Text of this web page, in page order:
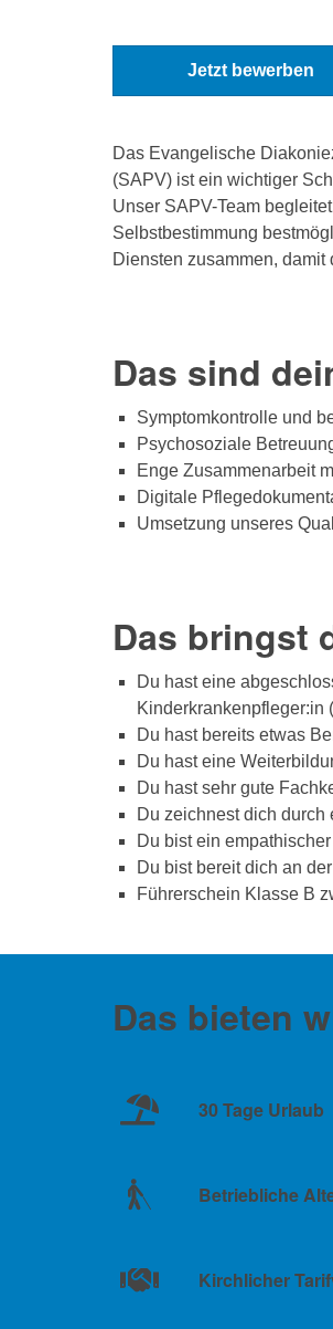
Jetzt bewerben
Das Evangelische
(SAPV) ist ein wichtiger
Unser SAPV-Team
Selbstbestimmung
Diensten zusammen,
Das sind
Symptomkontrolle und
Psychosoziale
Enge Zusammenarbeit
Digitale
Umsetzung unseres
Das bringst
Du hast eine
Kinderkrankenpfleger:in
Du hast bereits etwas
Du hast eine
Du hast sehr gute
Du zeichnest dich durch
Du bist ein
Du bist bereit dich an
Führerschein Klasse B
Das bieten
30 Tage Urlaub
Betriebliche
Kirchlicher